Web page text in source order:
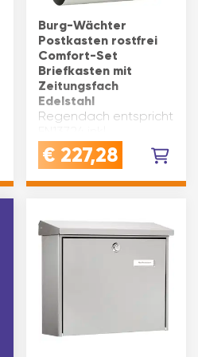
Burg-Wächter
Postkasten rostfrei
Comfort-Set
Briefkasten mit
Zeitungsfach
Edelstahl
Regendach entspricht
Namensschild
Montagematerial liegt
332 x 32 Material:
rostfrei B x H x T(mm):
380 x 440 x 148 Form:
Zeitungsrolle: U-F…
€ 227,28